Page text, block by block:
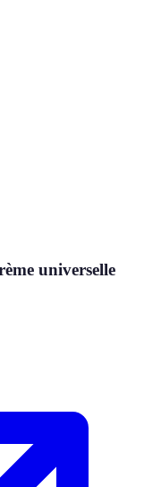
universelle